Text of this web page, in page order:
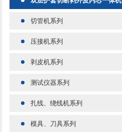
切管机系列
压接机系列
剥皮机系列
测试仪器系列
扎线、绕线机系列
模具、刀具系列